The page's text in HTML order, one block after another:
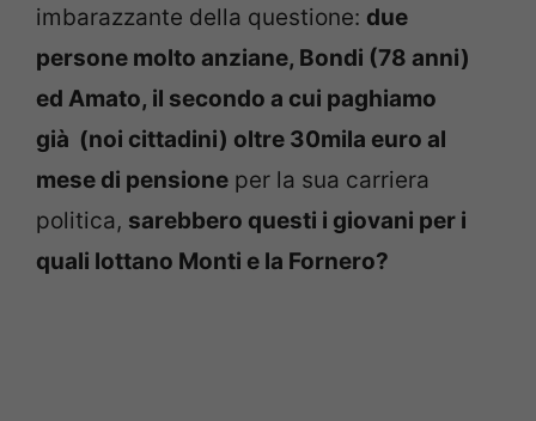
imbarazzante della questione: due
persone molto anziane, Bondi (78 anni)
ed Amato, il secondo a cui paghiamo
già (noi cittadini) oltre 30mila euro al
mese di pensione per la sua carriera
politica, sarebbero questi i giovani per i
quali lottano Monti e la Fornero?